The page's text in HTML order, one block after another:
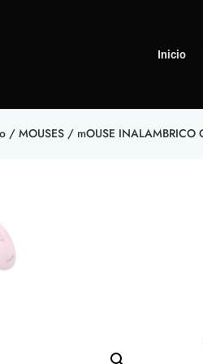
Inicio
/ MOUSES / mOUSE INALAMBRICO